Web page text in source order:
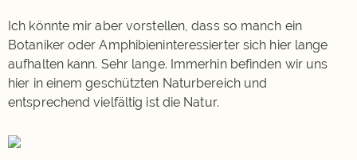
Ich könnte mir aber vorstellen, dass so manch ein
Botaniker oder Amphibieninteressierter sich hier lange
aufhalten kann. Sehr lange. Immerhin befinden wir uns
hier in einem geschützten Naturbereich und
entsprechend vielfältig ist die Natur.